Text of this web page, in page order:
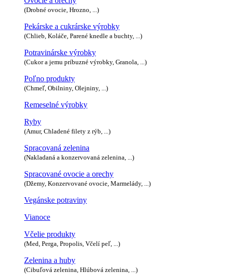
(Drobné ovocie, Hrozno, ...)
Pekárske a cukrárske výrobky
(Chlieb, Koláče, Parené knedle a buchty, ...)
Potravinárske výrobky
(Cukor a jemu príbuzné výrobky, Granola, ...)
Poľno produkty
(Chmeľ, Obilniny, Olejniny, ...)
Remeselné výrobky
Ryby
(Amur, Chladené filety z rýb, ...)
Spracovaná zelenina
(Nakladaná a konzervovaná zelenina, ...)
Spracované ovocie a orechy
(Džemy, Konzervované ovocie, Marmelády, ...)
Vegánske potraviny
Vianoce
Včelie produkty
(Med, Perga, Propolis, Včelí peľ, ...)
Zelenina a huby
(Cibuľová zelenina, Hlúbová zelenina, ...)